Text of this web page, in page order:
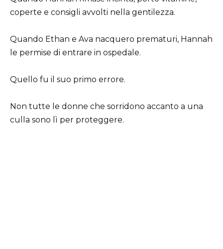
coperte e consigli avvolti nella gentilezza.
Quando Ethan e Ava nacquero prematuri, Hannah
le permise di entrare in ospedale.
Quello fu il suo primo errore.
Non tutte le donne che sorridono accanto a una
culla sono lì per proteggere.